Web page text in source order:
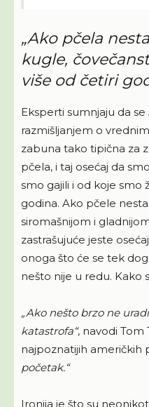
„Ako pčela
kugle,
više od četiri
Eksperti sumnjaju da se
razmišljanjem o
zabuna tako tipična za
pčela, i taj osećaj da
smo gajili i od koje smo
godina. Ako pčele
siromašnijom i
zastrašujuće jeste
onoga što će se tek
nešto nije u redu. Kako
„Ako nešto brzo ne
katastrofa“, navodi Tom
najpoznatijih američkih
početak.“
Ironija je što su